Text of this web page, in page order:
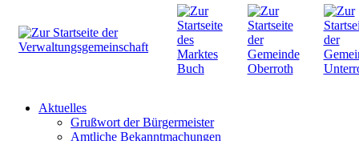
Aktuelles
Grußwort der Bürgermeister
Amtliche Bekanntmachungen